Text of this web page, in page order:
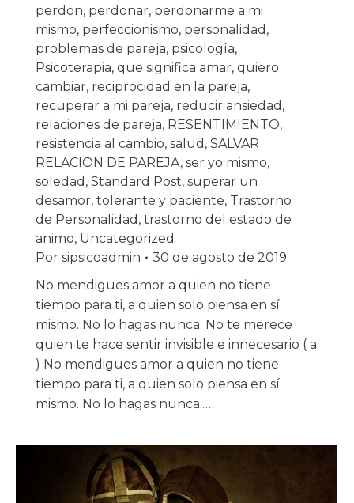
perdon, perdonar, perdonarme a mi
mismo, perfeccionismo, personalidad ,
problemas de pareja, psicología,
Psicoterapia, que significa amar, quiero
cambiar, reciprocidad en la pareja,
recuperar a mi pareja, reducir ansiedad ,
relaciones de pareja, RESENTIMIENTO,
resistencia al cambio, salud , SALVAR
RELACION DE PAREJA, ser yo mismo,
soledad , Standard Post, superar un
desamor, tolerante y paciente, Trastorno
de Personalidad , trastorno del estado de
animo, Uncategorized
Por sipsicoadmin
30 de agosto de 2019
No mendigues amor a quien no tiene
tiempo para ti, a quien solo piensa en sí
mismo. No lo hagas nunca. No te merece
quien te hace sentir invisible e innecesario ( a
) No mendigues amor a quien no tiene
tiempo para ti, a quien solo piensa en sí
mismo. No lo hagas nunca.…